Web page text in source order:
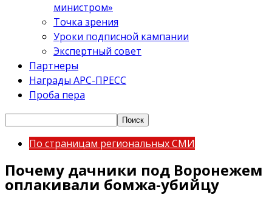
министром»
Точка зрения
Уроки подписной кампании
Экспертный совет
Партнеры
Награды АРС-ПРЕСС
Проба пера
По страницам региональных СМИ
Почему дачники под Воронежем
оплакивали бомжа-убийцу